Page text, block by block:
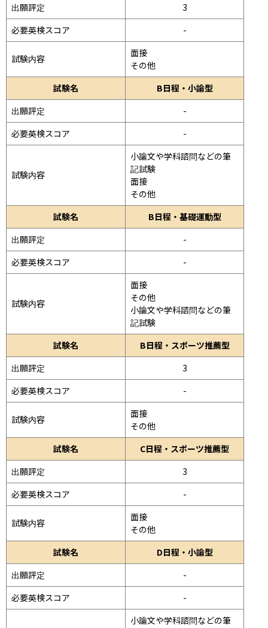
出願評定
3
必要英検スコア
-
試験内容
面接
その他
試験名
B日程・小論型
出願評定
-
必要英検スコア
-
試験内容
小論文や学科諮問などの筆
記試験
面接
その他
試験名
B日程・基礎運動型
出願評定
-
必要英検スコア
-
試験内容
面接
その他
小論文や学科諮問などの筆
記試験
試験名
B日程・スポーツ推薦型
出願評定
3
必要英検スコア
-
試験内容
面接
その他
試験名
C日程・スポーツ推薦型
出願評定
3
必要英検スコア
-
試験内容
面接
その他
試験名
D日程・小論型
出願評定
-
必要英検スコア
-
小論文や学科諮問などの筆